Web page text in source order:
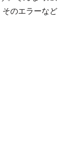
のエラーなど